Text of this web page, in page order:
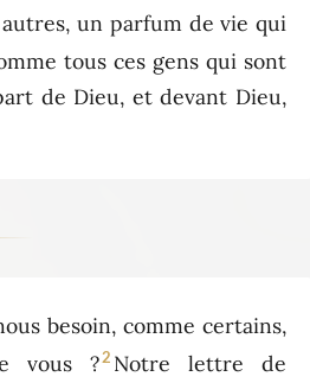
un parfum de vie qui
tous ces gens qui sont
de Dieu, et devant Dieu,
besoin, comme certains,
vous ?2 Notre lettre de